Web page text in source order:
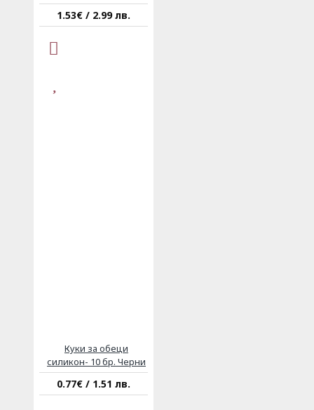
1.53€ / 2.99 лв.
Куки за обеци
силикон- 10 бр. Черни
0.77€ / 1.51 лв.